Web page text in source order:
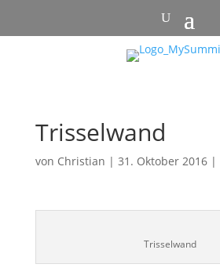
Trisselwand
von Christian | 31. Oktober 2016|
Trisselwand